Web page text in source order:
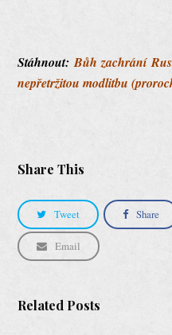
Stáhnout:Bůh zachrání
nepřetržitou modlitbu
Share This
Tweet Share
Email
Related Posts